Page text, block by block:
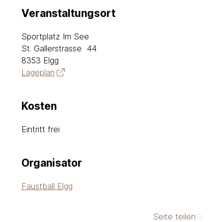
Veranstaltungsort
Sportplatz Im See
St. Gallerstrasse 44
8353 Elgg
Lageplan
Kosten
Eintritt frei
Organisator
Faustball Elgg
Seite teilen